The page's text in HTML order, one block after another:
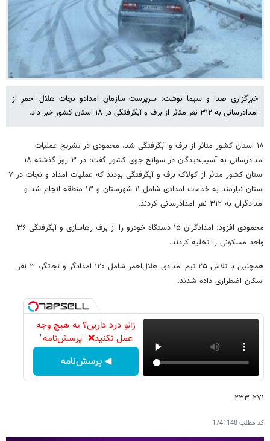
خبرگزاری صدا و سیما نوشت: سرپرست سازمان امدادو نجات هلال احمر از
امدادرسانی به ۳۱۲ نفر متاثر از برف و آبگرفتگی در ۱۸ استان کشور خبر داد.
۱۸ استان کشور متاثر از برف و آبگرفتگی شد، محمودی در تشریح عملیات
امدادرسانی به آسیب‌دیدگان در سوانح جوی کشور گفت: در ۳ روز گذشته ۱۸
استان کشور متاثر از کولاک برف و آبگرفتگی بودند که عملیات امداد و نجات در ۷
استان نیازمند به خدمات امدادی شامل ۱۱ شهرستان و ۱۳ منطقه انجام شد و
امدادگران به ۳۱۲ نفر امدادرسانی کردند.
محمودی افزود: امدادگران ۱۵ دستگاه خودرو را از برف رهاسازی و آبگرفتگی ۳۶
واحد مسکونی را تخلیه کردند.
همچنین با تلاش ۲۵ تیم امدادی هلال‌احمر شامل ۱۲۰ امدادگر و نجاتگر، ۳ نفر
اسکان اضطراری داده شدند.
زانو درد دارین؟ به هیچ وجه
عمل نکنید❌ "پرسش‌نامه"
◀ پرسش‌نامه
۲۷۱ ۲۳۳
کد مطلب1741148